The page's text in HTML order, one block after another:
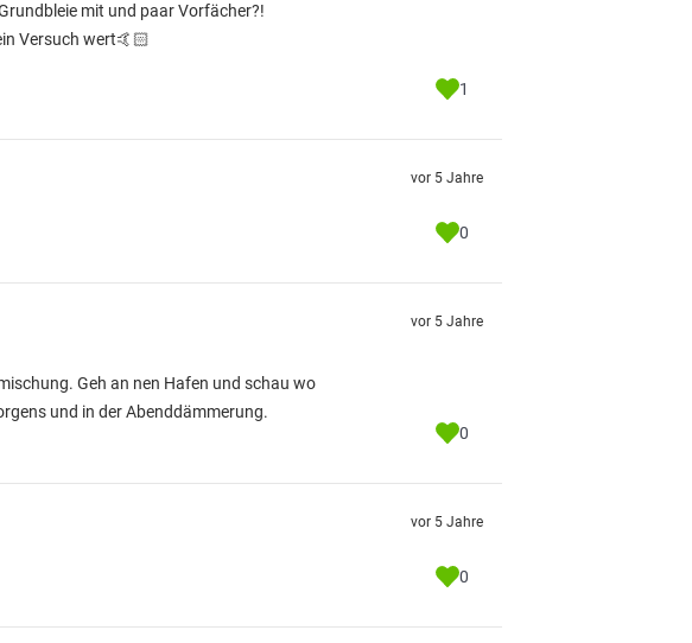
mit und paar Vorfächer?!
Versuch wert🤙🏻
1
vor 5 Jahre
0
Geh an nen Hafen und schau wo
und in der Abenddämmerung.
vor 5 Jahre
0
vor 5 Jahre
0